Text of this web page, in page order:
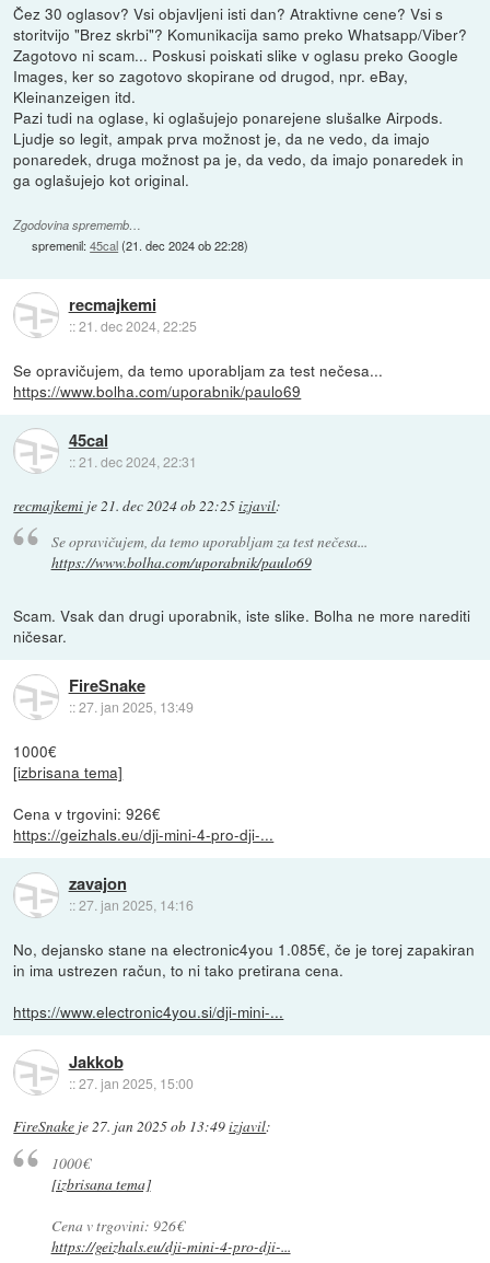
Čez 30 oglasov? Vsi objavljeni isti dan? Atraktivne cene? Vsi s
storitvijo "Brez skrbi"? Komunikacija samo preko Whatsapp/Viber?
Zagotovo ni scam... Poskusi poiskati slike v oglasu preko Google
Images, ker so zagotovo skopirane od drugod, npr. eBay,
Kleinanzeigen itd.
Pazi tudi na oglase, ki oglašujejo ponarejene slušalke Airpods.
Ljudje so legit, ampak prva možnost je, da ne vedo, da imajo
ponaredek, druga možnost pa je, da vedo, da imajo ponaredek in
ga oglašujejo kot original.
Zgodovina sprememb…
spremenil:45cal(21. dec 2024 ob 22:28)
recmajkemi
::21. dec 2024, 22:25
Se opravičujem, da temo uporabljam za test nečesa...
https://www.bolha.com/uporabnik/paulo69
45cal
::21. dec 2024, 22:31
recmajkemi je 21. dec 2024 ob 22:25izjavil:
Se opravičujem, da temo uporabljam za test nečesa...
https://www.bolha.com/uporabnik/paulo69
Scam. Vsak dan drugi uporabnik, iste slike. Bolha ne more narediti
ničesar.
FireSnake
::27. jan 2025, 13:49
1000€
[izbrisana tema]
Cena v trgovini: 926€
https://geizhals.eu/dji-mini-4-pro-dji-...
zavajon
::27. jan 2025, 14:16
No, dejansko stane na electronic4you 1.085€, če je torej zapakiran
in ima ustrezen račun, to ni tako pretirana cena.
https://www.electronic4you.si/dji-mini-...
Jakkob
::27. jan 2025, 15:00
FireSnake je27. jan 2025 ob 13:49izjavil:
1000€
[izbrisana tema]
Cena v trgovini: 926€
https://geizhals.eu/dji-mini-4-pro-dji-...